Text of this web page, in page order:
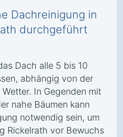
Dachreinigung in
durchgeführt
Dach alle 5 bis 10
abhängig von der
In Gegenden mit
nahe Bäumen kann
notwendig sein, um
Rickelrath vor Bewuchs